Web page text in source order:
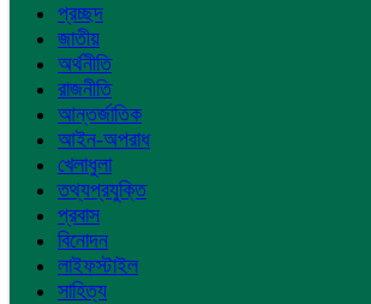
প্রচ্ছদ
জাতীয়
অর্থনীতি
রাজনীতি
আন্তর্জাতিক
আইন-অপরাধ
খেলাধুলা
তথ্যপ্রযুক্তি
প্রবাস
বিনোদন
লাইফস্টাইল
সাহিত্য